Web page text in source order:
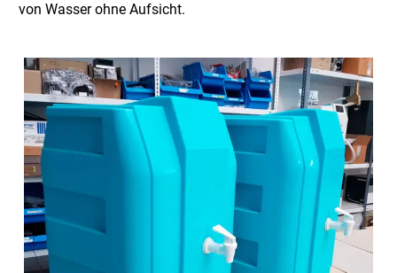
von Wasser ohne Aufsicht.